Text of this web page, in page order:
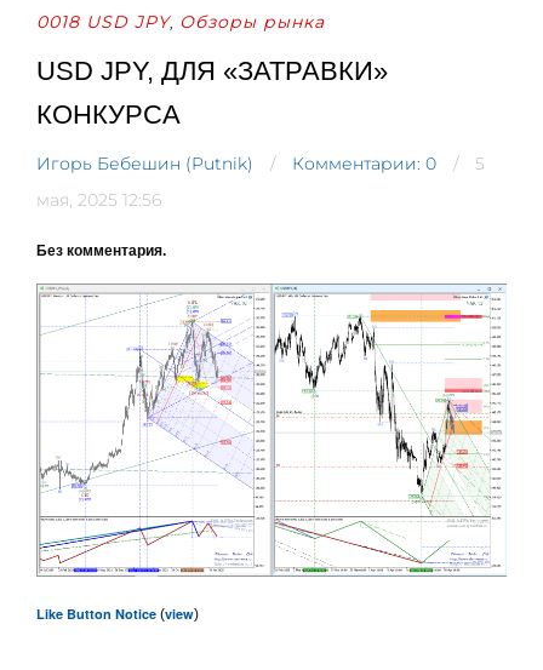
0018 USD JPY, Обзоры рынка
USD JPY, ДЛЯ «ЗАТРАВКИ»
КОНКУРСА
Игорь Бебешин (Putnik) Комментарии: 0
5
мая, 2025 12:56
Без комментария.
Like Button Notice (view)